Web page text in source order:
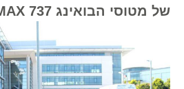
של מטוסי הבואינג 737 MAX